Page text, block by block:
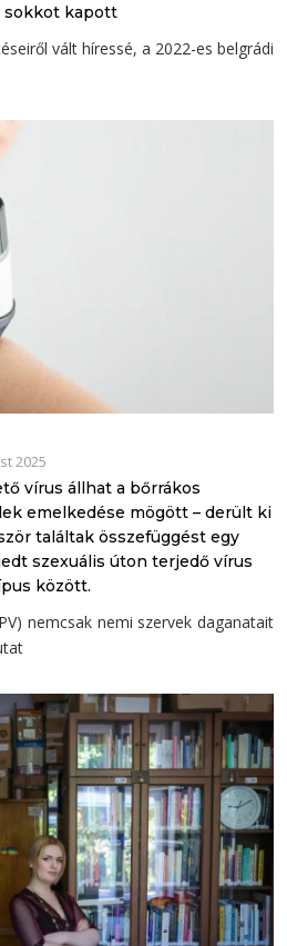
sokkot kapott
vált híressé, a 2022-es belgrádi
2025
vírus állhat a bőrrákos
emelkedése mögött – derült ki
találtak összefüggést egy
szexuális úton terjedő vírus
között.
nemcsak nemi szervek daganatait